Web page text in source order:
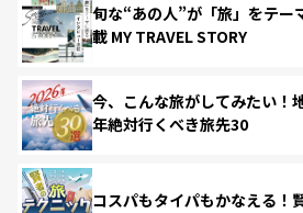
旬な“あの人”が「旅」をテー
載 MY TRAVEL STORY
今、こんな旅がしてみたい！
年絶対行くべき旅先30
コスパもタイパもかなえる！